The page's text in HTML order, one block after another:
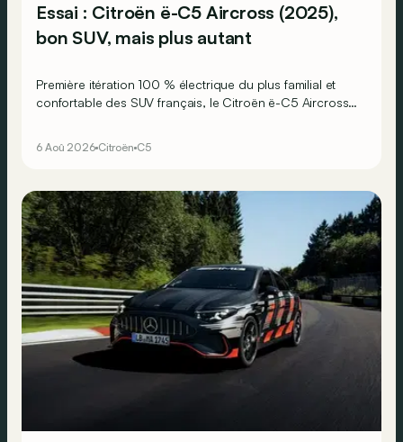
Essai : Citroën ë-C5 Aircross (2025),
bon SUV, mais plus autant
Première itération 100 % électrique du plus familial et
confortable des SUV français, le Citroën ë-C5 Aircross
6 Aoû 2026 Citroën C5